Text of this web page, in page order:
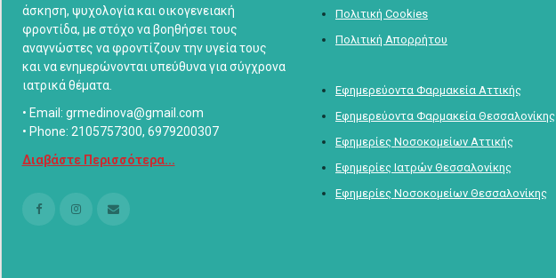
άσκηση, ψυχολογία και οικογενειακή
φροντίδα, με στόχο να βοηθήσει τους
αναγνώστες να φροντίζουν την υγεία τους
και να ενημερώνονται υπεύθυνα για σύγχρονα
ιατρικά θέματα.
• Email: grmedinova@gmail.com
• Phone: 2105757300, 6979200307
Διαβάστε Περισσότερα...
Πολιτική Cookies
Πολιτική Απορρήτου
Εφημερεύοντα Φαρμακεία Αττικής
Εφημερεύοντα Φαρμακεία Θεσσαλονίκης
Εφημερίες Νοσοκομείων Αττικής
Εφημερίες Ιατρών Θεσσαλονίκης
Εφημερίες Νοσοκομείων Θεσσαλονίκης